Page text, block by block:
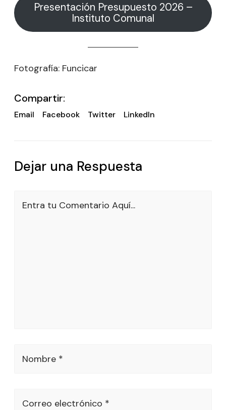
Presentación Presupuesto 2026 –
Instituto Comunal
Fotografía: Funcicar
Compartir:
Email Facebook Twitter LinkedIn
Dejar una Respuesta
Entra tu Comentario Aquí...
Nombre *
Correo electrónico *